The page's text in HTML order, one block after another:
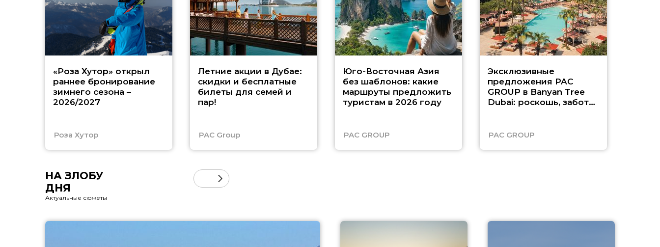
«Роза Хутор» открыл
раннее бронирование
зимнего сезона –
2026/2027
Роза Хутор
Летние акции в Дубае:
скидки и бесплатные
билеты для семей и
пар!
PAC Group
Юго-Восточная Азия
без шаблонов: какие
маршруты предложить
туристам в 2026 году
PAC GROUP
Эксклюзивные
предложения PAC
GROUP в Banyan Tree
Dubai: роскошь, забота
PAC GROUP
НА ЗЛОБУ
ДНЯ
Актуальные сюжеты